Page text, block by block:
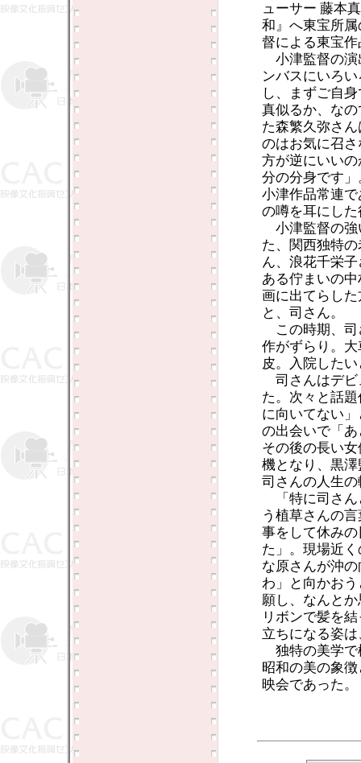
ューサー 藤本
和』へ東宝所
督による東宝
小津監督の演
ンバスにいろ
し、まずご自
真似るか、な
た森繁久弥さ
のはお気に召
方が逆にいい
分の分身です
小津作品常連
の噂を耳にし
小津監督の強
た、関西独特
ん、浪花千栄
ある佇まいの
画に出てらし
と、司さん。
この時期、司
作がずらり。
皮。入院した
司さんはデビ
た。次々と話
に向いてない
の出会いで「
その後の長い
機となり、黒
司さんの人生
「特に司さん
う植草さんの
事をして休み
た」。現場近
な原さんが沖
わ」と向かお
願し、なんと
リボンで髪を
立ちになる姿
独特の美学で
昭和の美の象
映会であった。